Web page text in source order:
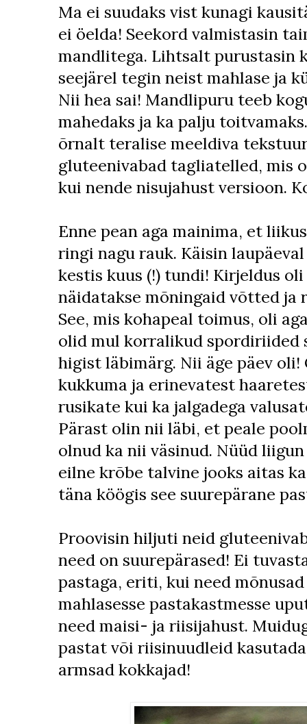
Ma ei suudaks vist kunagi
ei öelda! Seekord valmistasin
mandlitega. Lihtsalt purustasin
seejärel tegin neist mahlase ja
Nii hea sai! Mandlipuru teeb
mahedaks ja ka palju
õrnalt teralise meeldiva
gluteenivabad tagliatelled, mis
kui nende nisujahust versioon.
Enne pean aga mainima, et
ringi nagu rauk. Käisin
kestis kuus (!) tundi! Kirjeldus
näidatakse mõningaid võtted ja
See, mis kohapeal toimus, oli
olid mul korralikud spordiriided
higist läbimärg. Nii äge päev oli!
kukkuma ja erinevatest
rusikate kui ka jalgadega
Pärast olin nii läbi, et peale
olnud ka nii väsinud. Nüüd
eilne krõbe talvine jooks aitas
täna köögis see suurepärane
Proovisin hiljuti neid
need on suurepärased! Ei
pastaga, eriti, kui need
mahlasesse pastakastmesse
need maisi- ja riisijahust.
pastat või riisinuudleid
armsad kokkajad!